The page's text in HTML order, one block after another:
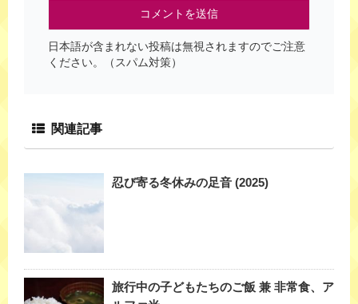
日本語が含まれない投稿は無視されますのでご注意
ください。（スパム対策）
関連記事
忍び寄る冬休みの足音 (2025)
旅行中の子どもたちのご飯 兼 非常食、ア